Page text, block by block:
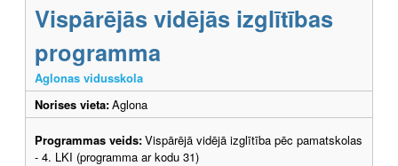
Vispārējās vidējās izglītības
programma
Aglonas vidusskola
Norises vieta:Aglona
Programmas veids:Vispārējā vidējā izglītība pēc pamatskolas
- 4. LKI (programma ar kodu 31)